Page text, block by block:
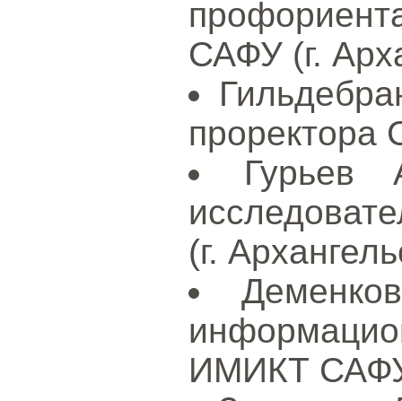
САФУ (г.
проректора
Гурьев
(г.
ИМИКТ САФУ